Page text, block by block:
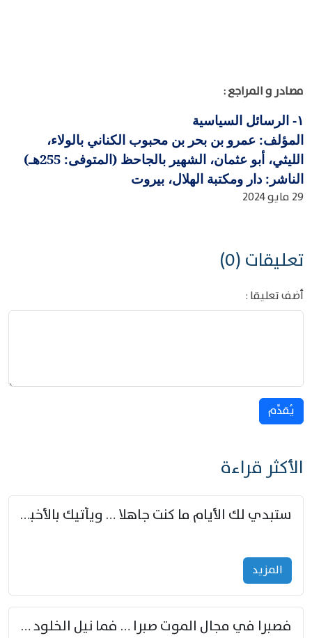
مصادر و المراجع :
١-
الرسائل السياسية
المؤلف: عمرو بن بحر بن محبوب الكناني بالولاء،
الليثي، أبو عثمان، الشهير بالجاحظ (المتوفى: 255هـ)
الناشر: دار ومكتبة الهلال، بيروت
29 مايو 2024
تعليقات (0)
أضف تعليقا :
يُقدِّم
الأكثر قراءة
ستبدي لك الأيام ما كنت جاهلا … ويأتيك بالأخبار من لم تزوّد
المزید
فصبرا في مجال الموت صبرا … فما نيل الخلود بمستطاع